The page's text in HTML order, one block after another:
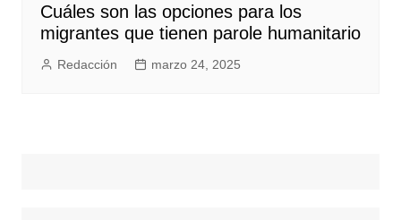
Cuáles son las opciones para los
migrantes que tienen parole humanitario
Redacción marzo 24, 2025